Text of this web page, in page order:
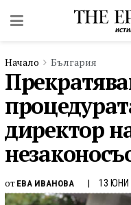
Начало България
директор
от ЕВА ИВАНОВА 13 ЮНИ